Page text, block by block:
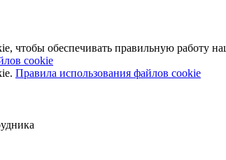
чтобы обеспечивать правильную работу
cookie
Правила использования файлов cookie